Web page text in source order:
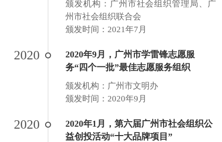
颁发机构：广州市社会组织管理局、广
州市社会组织联合会
颁发时间：2021年7月
2020
2020年9月，广州市学雷锋志愿服
务“四个一批”最佳志愿服务组织
颁发机构：广州市文明办
颁发时间：2020年9月
2020
2020年1月，第六届广州市社会组织公
益创投活动“十大品牌项目”